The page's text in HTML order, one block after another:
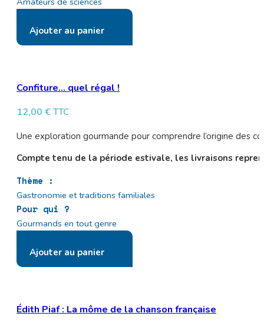
Ajouter au panier
Confiture… quel régal !
12,00 € TTC
Une exploration gourmande pour comprendre l’origine des
Compte tenu de la période estivale, les livraisons
Thème :
Gastronomie et traditions familiales
Pour qui ?
Gourmands en tout genre
Ajouter au panier
Édith Piaf : La môme de la chanson française